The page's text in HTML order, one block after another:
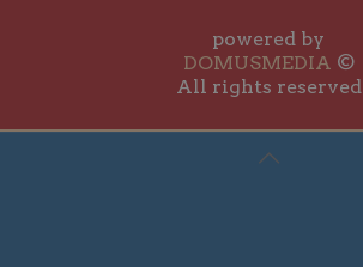
powered by
DOMUSMEDIA ©
All rights reserved